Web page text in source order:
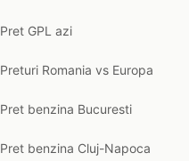
Pret GPL azi
Preturi Romania vs Europa
Pret benzina Bucuresti
Pret benzina Cluj-Napoca